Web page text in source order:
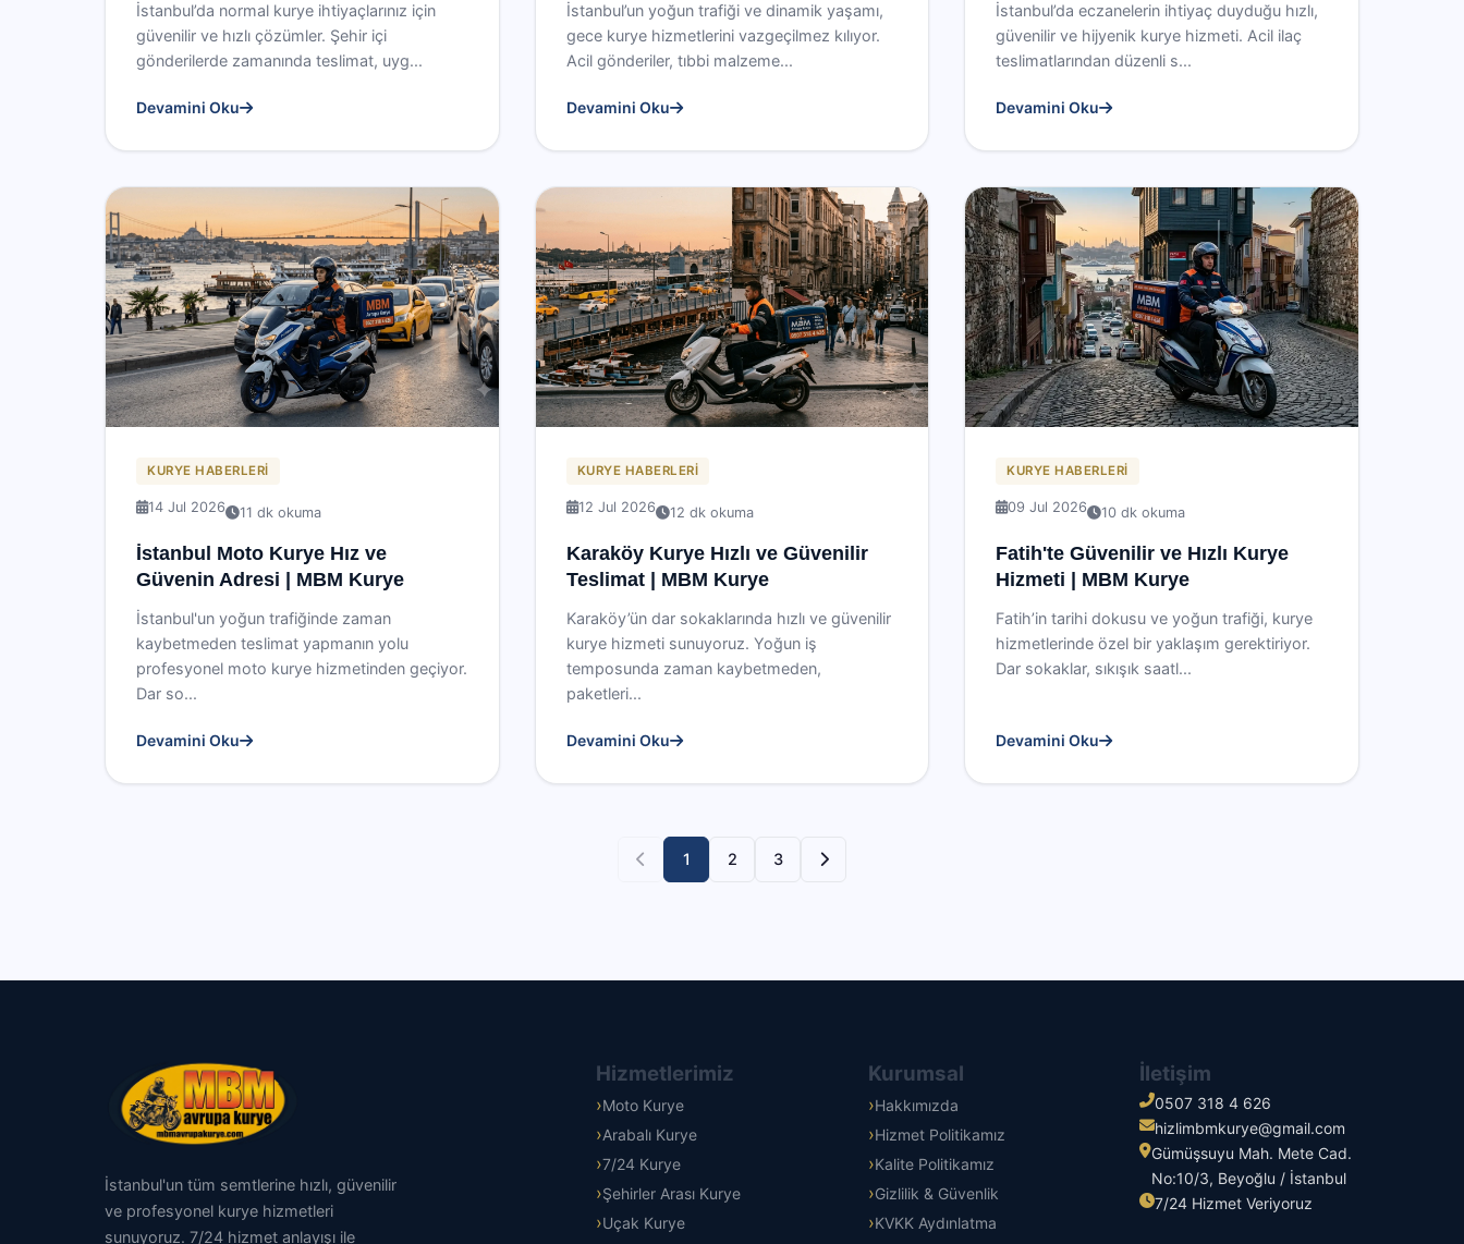
İstanbul’da normal kurye ihtiyaçlarınız için
güvenilir ve hızlı çözümler. Şehir içi
gönderilerde zamanında teslimat, uyg...
Devamini Oku
İstanbul’un yoğun trafiği ve dinamik yaşamı,
gece kurye hizmetlerini vazgeçilmez kılıyor.
Acil gönderiler, tıbbi malzeme...
Devamini Oku
İstanbul’da eczanelerin ihtiyaç duyduğu hızlı,
güvenilir ve hijyenik kurye hizmeti. Acil ilaç
teslimatlarından düzenli s...
Devamini Oku
KURYE HABERLERI
14 Jul 2026 11 dk okuma
İstanbul Moto Kurye Hız ve
Güvenin Adresi | MBM Kurye
İstanbul'un yoğun trafiğinde zaman
kaybetmeden teslimat yapmanın yolu
profesyonel moto kurye hizmetinden geçiyor.
Dar so...
Devamini Oku
KURYE HABERLERI
12 Jul 2026 12 dk okuma
Karaköy Kurye Hızlı ve Güvenilir
Teslimat | MBM Kurye
Karaköy’ün dar sokaklarında hızlı ve güvenilir
kurye hizmeti sunuyoruz. Yoğun iş
temposunda zaman kaybetmeden,
paketleri...
Devamini Oku
KURYE HABERLERI
09 Jul 2026 10 dk okuma
Fatih'te Güvenilir ve Hızlı Kurye
Hizmeti | MBM Kurye
Fatih’in tarihi dokusu ve yoğun trafiği, kurye
hizmetlerinde özel bir yaklaşım gerektiriyor.
Dar sokaklar, sıkışık saatl...
Devamini Oku
1 2 3
İstanbul'un tüm semtlerine hızlı, güvenilir
ve profesyonel kurye hizmetleri
sunuyoruz. 7/24 hizmet anlayışı ile
Hizmetlerimiz
Moto Kurye
Arabalı Kurye
7/24 Kurye
Şehirler Arası Kurye
Uçak Kurye
Kurumsal
Hakkımızda
Hizmet Politikamız
Kalite Politikamız
Gizlilik & Güvenlik
KVKK Aydınlatma
İletişim
0507 318 4 626
hizlimbmkurye@gmail.com
Gümüşsuyu Mah. Mete Cad.
No:10/3, Beyoğlu / İstanbul
7/24 Hizmet Veriyoruz